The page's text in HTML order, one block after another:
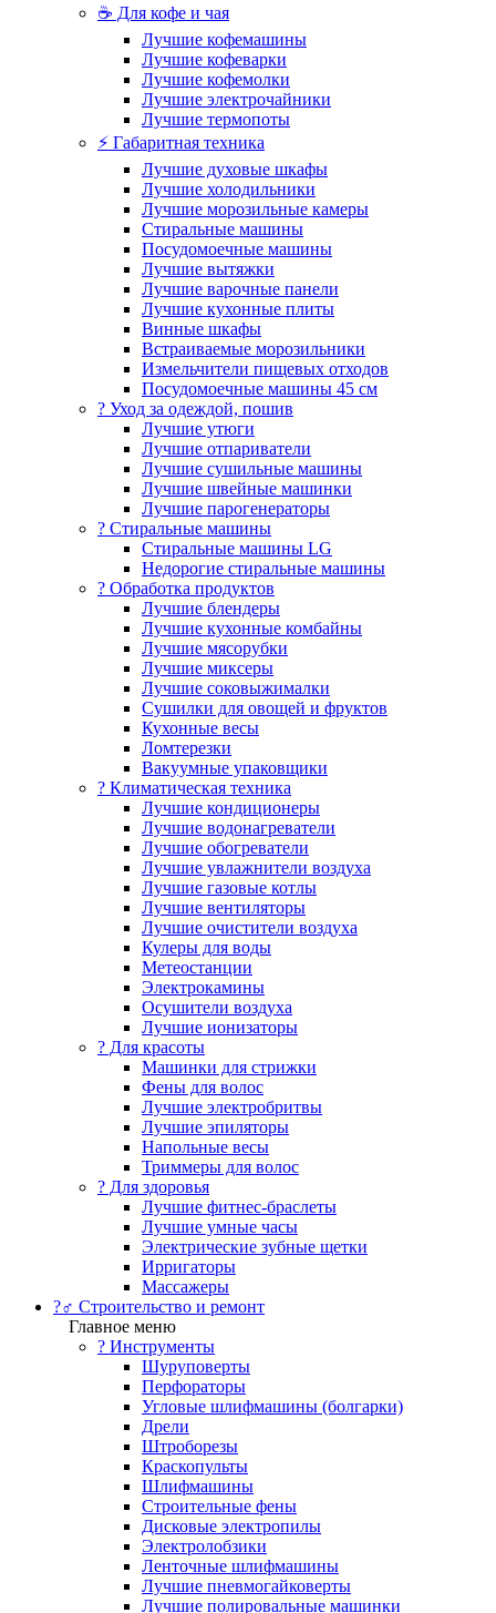
☕ Для кофе и чая
Лучшие кофемашины
Лучшие кофеварки
Лучшие кофемолки
Лучшие электрочайники
Лучшие термопоты
⚡ Габаритная техника
Лучшие духовые шкафы
Лучшие холодильники
Лучшие морозильные камеры
Стиральные машины
Посудомоечные машины
Лучшие вытяжки
Лучшие варочные панели
Лучшие кухонные плиты
Винные шкафы
Встраиваемые морозильники
Измельчители пищевых отходов
Посудомоечные машины 45 см
? Уход за одеждой, пошив
Лучшие утюги
Лучшие отпариватели
Лучшие сушильные машины
Лучшие швейные машинки
Лучшие парогенераторы
? Стиральные машины
Стиральные машины LG
Недорогие стиральные машины
? Обработка продуктов
Лучшие блендеры
Лучшие кухонные комбайны
Лучшие мясорубки
Лучшие миксеры
Лучшие соковыжималки
Сушилки для овощей и фруктов
Кухонные весы
Ломтерезки
Вакуумные упаковщики
?️ Климатическая техника
Лучшие кондиционеры
Лучшие водонагреватели
Лучшие обогреватели
Лучшие увлажнители воздуха
Лучшие газовые котлы
Лучшие вентиляторы
Лучшие очистители воздуха
Кулеры для воды
Метеостанции
Электрокамины
Осушители воздуха
Лучшие ионизаторы
? Для красоты
Машинки для стрижки
Фены для волос
Лучшие электробритвы
Лучшие эпиляторы
Напольные весы
Триммеры для волос
? Для здоровья
Лучшие фитнес-браслеты
Лучшие умные часы
Электрические зубные щетки
Ирригаторы
Массажеры
?‍♂️ Строительство и ремонт
Главное меню
?️ Инструменты
Шуруповерты
Перфораторы
Угловые шлифмашины (болгарки)
Дрели
Штроборезы
Краскопульты
Шлифмашины
Строительные фены
Дисковые электропилы
Электролобзики
Ленточные шлифмашины
Лучшие пневмогайковерты
Лучшие полировальные машинки